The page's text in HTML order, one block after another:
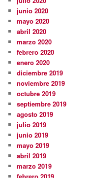
junio 2020
mayo 2020
abril 2020
marzo 2020
febrero 2020
enero 2020
diciembre 2019
noviembre 2019
octubre 2019
septiembre 2019
agosto 2019
julio 2019
junio 2019
mayo 2019
abril 2019
marzo 2019